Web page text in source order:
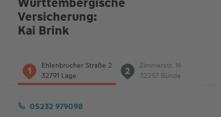
Versicherung:
Kai Brink
Adressen
1
Ehlenbrucher Straße 2
32791 Lage
2
Zimmerstr. 16
32257 Bünde
05232 979098